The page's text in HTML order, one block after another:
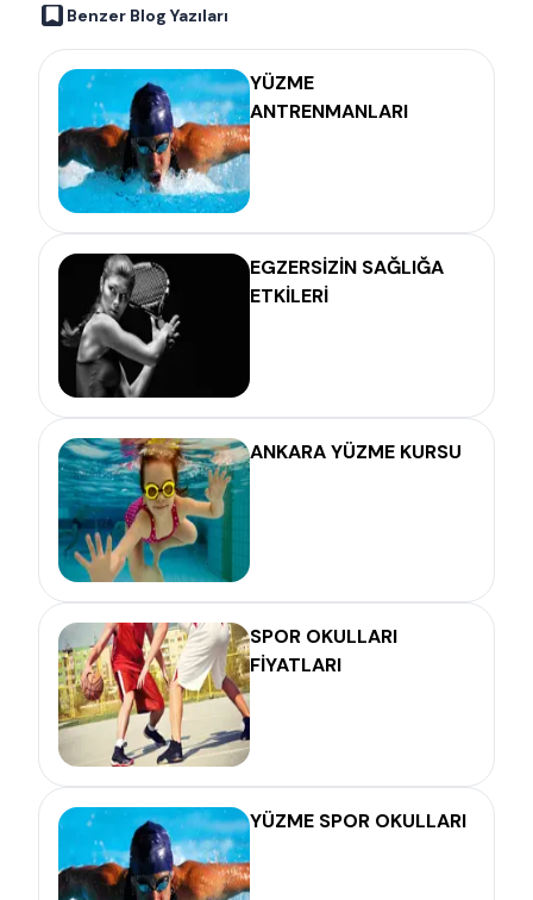
Benzer Blog Yazıları
YÜZME
ANTRENMANLARI
EGZERSİZİN SAĞLIĞA
ETKİLERİ
ANKARA YÜZME KURSU
SPOR OKULLARI
FİYATLARI
YÜZME SPOR OKULLARI